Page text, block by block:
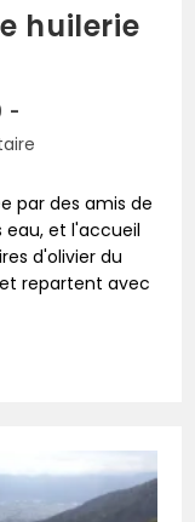
huilerie
par des amis de
eau, et l'accueil
d'olivier du
repartent avec